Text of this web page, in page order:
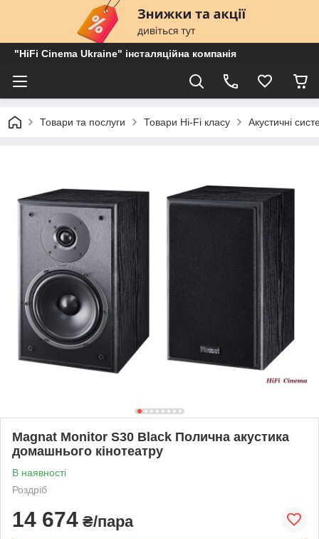
"HiFi Cinema Ukraine" інсталяційна компанія
Товари та послуги Товари Hi-Fi класу Акустичні
Magnat Monitor S30 Black Полична акустика
домашнього кінотеатру
В наявності
Роздріб
14 674 ₴/пара